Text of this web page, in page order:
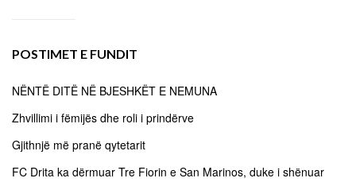
POSTIMET E FUNDIT
NËNTË DITË NË BJESHKËT E NEMUNA
Zhvillimi i fëmijës dhe roli i prindërve
Gjithnjë më pranë qytetarit
FC Drita ka dërmuar Tre Fiorin e San Marinos, duke i shënuar